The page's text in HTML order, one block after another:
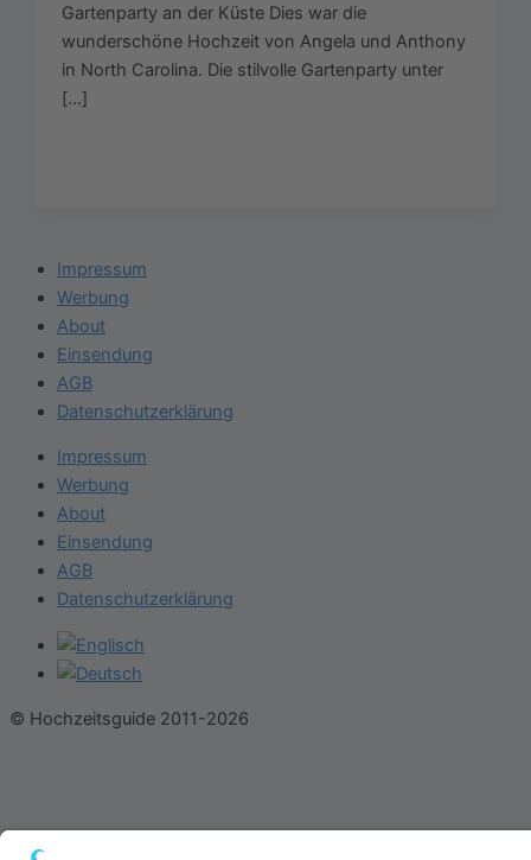
Gartenparty an der Küste Dies war die
wunderschöne Hochzeit von Angela und Anthony
in North Carolina. Die stilvolle Gartenparty unter
[…]
Impressum
Werbung
About
Einsendung
AGB
Datenschutzerklärung
Impressum
Werbung
About
Einsendung
AGB
Datenschutzerklärung
© Hochzeitsguide 2011-2026